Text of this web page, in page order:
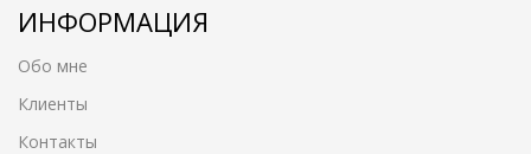
ИНФОРМАЦИЯ
Обо мне
Клиенты
Контакты